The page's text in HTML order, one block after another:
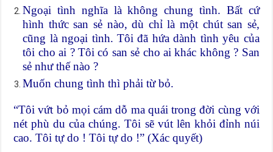
Ngoại tình nghĩa là không chung tình. Bất cứ
hình thức san sẻ nào, dù chỉ là một chút san sẻ,
cũng là ngoại tình. Tôi đã hứa dành tình yêu của
tôi cho ai ? Tôi có san sẻ cho ai khác không ? San
sẻ như thế nào ?
Muốn chung tình thì phải từ bỏ.
“Tôi vứt bỏ mọi cám dỗ ma quái trong đời cùng với
nét phù du của chúng. Tôi sẽ vút lên khỏi đỉnh núi
cao. Tôi tự do ! Tôi tự do !” (Xác quyết)